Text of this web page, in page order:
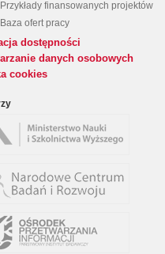
Przykłady finansowanych projektów
Baza ofert pracy
dostępności
danych osobowych
cookies